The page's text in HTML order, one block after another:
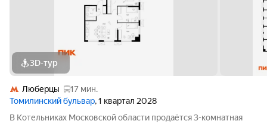
3D-тур
Люберцы
17 мин.
Томилинский бульвар, 1 квартал 2028
В Котельниках Московской области продаётся 3-комнатная